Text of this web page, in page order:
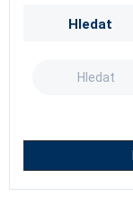
Hledat